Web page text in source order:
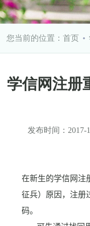
您当前的位置：首页
学信网注册
发布时间： 2017-
在新生的学信网注
征兵）原因，注册
码。